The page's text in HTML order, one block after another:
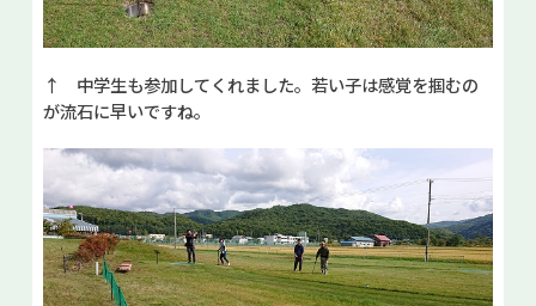
↑ 中学生も参加してくれました。若い子は感覚を掴むの
が流石に早いですね。